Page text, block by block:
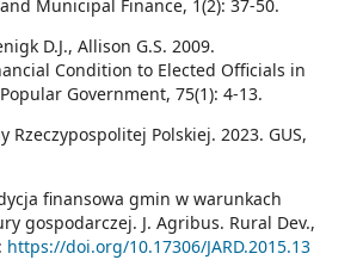
Municipal Finance, 1(2): 37-50.
D.J., Allison G.S. 2009.
Condition to Elected Officials in
Government, 75(1): 4-13.
Rzeczypospolitej Polskiej. 2023. GUS,
finansowa gmin w warunkach
gospodarczej. J. Agribus. Rural Dev.,
https://doi.org/10.17306/JARD.2015.13